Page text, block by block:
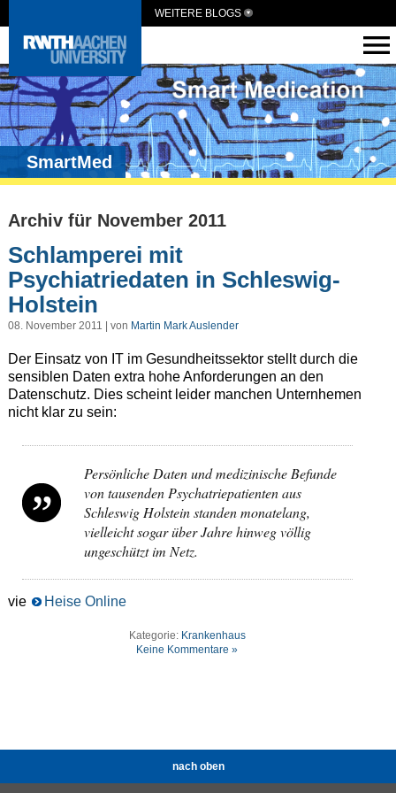
WEITERE BLOGS
SmartMed
Archiv für November 2011
Schlamperei mit
Psychiatriedaten in Schleswig-
Holstein
08. November 2011 | von Martin Mark Auslender
Der Einsatz von IT im Gesundheitssektor stellt durch die
sensiblen Daten extra hohe Anforderungen an den
Datenschutz. Dies scheint leider manchen Unternhemen
nicht klar zu sein:
Persönliche Daten und medizinische Befunde
von tausenden Psychatriepatienten aus
Schleswig Holstein standen monatelang,
vielleicht sogar über Jahre hinweg völlig
ungeschützt im Netz.
vie Heise Online
Kategorie: Krankenhaus
Keine Kommentare »
nach oben